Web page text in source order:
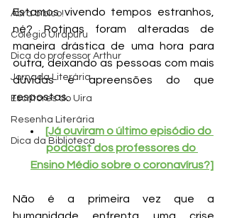
Abra o bico!
Colégio Uirapuru
Dica do professor Arthur
Jornada Literária
Escritores do Uira
Resenha Literária
Dica da Biblioteca
Estamos vivendo tempos estranhos,
né? Rotinas foram alteradas de
maneira drástica de uma hora para
outra, deixando as pessoas com mais
dúvidas e apreensões do que
respostas.
[Já ouviram o último episódio do
podcast dos professores do
Ensino Médio sobre o coronavírus?]
Não é a primeira vez que a